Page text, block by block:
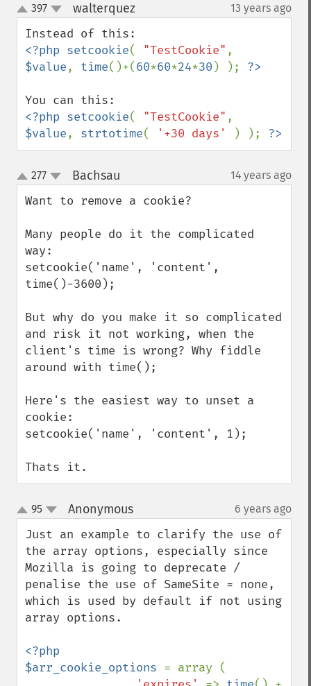
up
down
397 walterquez¶ 13 years ago
<?php setcookie( "TestCookie"
$value, time()+(60*60*24*30 ) );
<?php setcookie( "TestCookie"
$value, strtotime( '+30 days' ) ); ?>
up
down
277 Bachsau 14 years ago
Want to remove a cookie?
Many people do it the complicated
way:
setcookie('name', 'content',
time()-3600);
But why do you make it so complicated
and risk it not working, when the
client's time is wrong? Why fiddle
around with time();
Here's the easiest way to unset a
cookie:
setcookie('name', 'content', 1);
Thats it.
up
down
95 Anonymous¶ 6 years ago
Just an example to clarify the use of
the array options, especially since
Mozilla is going to deprecate /
penalise the use of SameSite = none,
which is used by default if not using
array options.
<?php
$arr_cookie_options = array (